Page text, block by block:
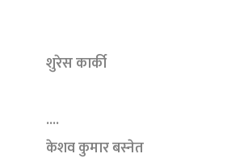
शुरेस कार्की
....
केशव कुमार बस्नेत